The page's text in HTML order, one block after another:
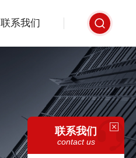
联系我们
联系我们
contact us